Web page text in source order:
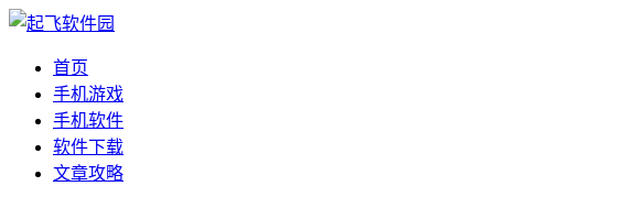
首页
手机游戏
手机软件
软件下载
文章攻略